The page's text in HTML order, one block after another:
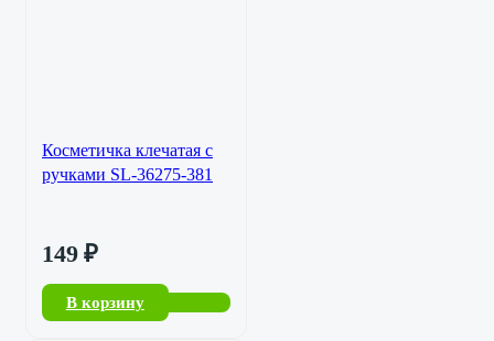
Косметичка клечатая с
ручками SL-36275-381
149 ₽
В корзину